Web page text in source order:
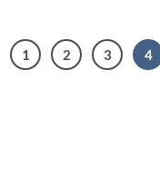
1 2 3 4